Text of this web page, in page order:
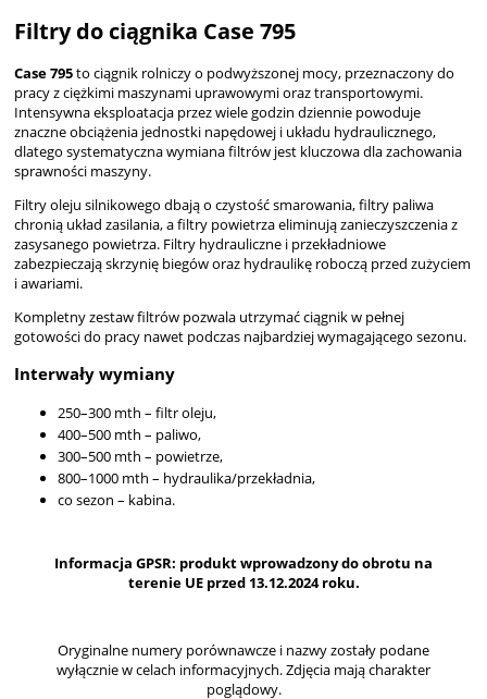
Filtry do ciągnika Case 795
Case 795to ciągnik rolniczy o podwyższonej mocy, przeznaczony do
pracy z ciężkimi maszynami uprawowymi oraz transportowymi.
Intensywna eksploatacja przez wiele godzin dziennie powoduje
znaczne obciążenia jednostki napędowej i układu hydraulicznego,
dlatego systematyczna wymiana filtrów jest kluczowa dla zachowania
sprawności maszyny.
Filtry oleju silnikowego dbają o czystość smarowania, filtry paliwa
chronią układ zasilania, a filtry powietrza eliminują zanieczyszczenia z
zasysanego powietrza. Filtry hydrauliczne i przekładniowe
zabezpieczają skrzynię biegów oraz hydraulikę roboczą przed zużyciem
i awariami.
Kompletny zestaw filtrów pozwala utrzymać ciągnik w pełnej
gotowości do pracy nawet podczas najbardziej wymagającego sezonu.
Interwały wymiany
250–300 mth – filtr oleju,
400–500 mth – paliwo,
300–500 mth – powietrze,
800–1000 mth – hydraulika/przekładnia,
co sezon – kabina.
Informacja GPSR: produkt wprowadzony do obrotu na
terenie UE przed 13.12.2024 roku.
Oryginalne numery porównawcze i nazwy zostały podane
wyłącznie w celach informacyjnych. Zdjęcia mają charakter
poglądowy.